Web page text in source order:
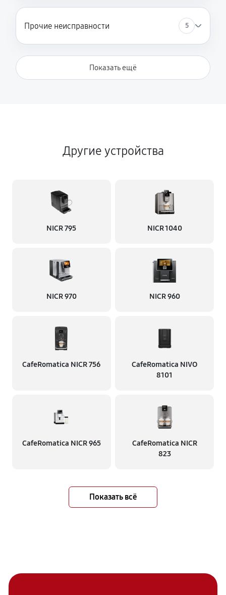
Прочие неисправности 5
Показать ещё
Другие устройства
NICR 795 NICR 1040
NICR 970 NICR 960
CafeRomatica NICR 756
CafeRomatica NIVO
8101
CafeRomatica NICR 965
CafeRomatica NICR
823
Показать всё